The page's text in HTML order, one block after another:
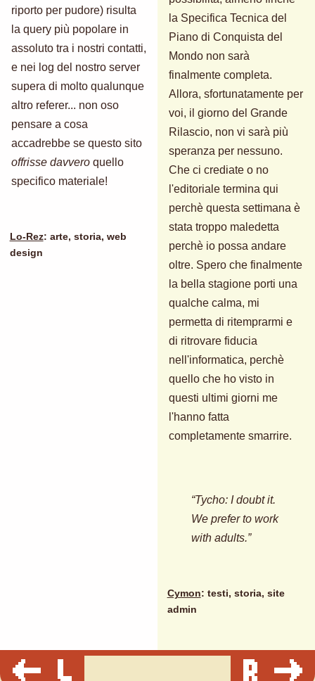
riporto per pudore) risulta
la query più popolare in
assoluto tra i nostri contatti,
e nei log del nostro server
supera di molto qualunque
altro referer... non oso
pensare a cosa
accadrebbe se questo sito
offrisse davvero quello
specifico materiale!
Lo-Rez: arte, storia, web
design
la Specifica Tecnica del
Piano di Conquista del
Mondo non sarà
finalmente completa.
Allora, sfortunatamente per
voi, il giorno del Grande
Rilascio, non vi sarà più
speranza per nessuno.
Che ci crediate o no
l'editoriale termina qui
perchè questa settimana è
stata troppo maledetta
perchè io possa andare
oltre. Spero che finalmente
la bella stagione porti una
qualche calma, mi
permetta di ritemprarmi e
di ritrovare fiducia
nell'informatica, perchè
quello che ho visto in
questi ultimi giorni me
l'hanno fatta
completamente smarrire.
“Tycho: I doubt it.
We prefer to work
with adults.”
Cymon: testi, storia, site
admin